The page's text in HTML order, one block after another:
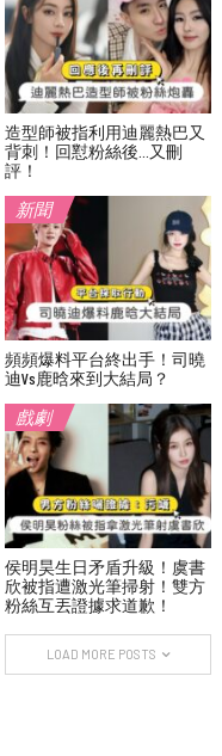
造型師被指利用迪麗熱巴又
背刺！回懟粉絲後…又刪
評！
新聞
頻頻爆料平台終出手！司曉
迪vs鹿晗來到大結局？
戲劇
侯明昊生日矛盾升級！虞書
欣被指遭激光筆掃射！雙方
粉絲互丟證據求道歉！
LOAD MORE POSTS